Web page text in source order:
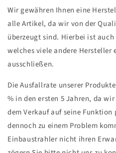
Wir gewähren Ihnen eine
alle Artikel, da wir von der
überzeugt sind. Hierbei ist
welches viele andere Hersteller
ausschließen.
Die Ausfallrate unserer
% in den ersten 5 Jahren, da
dem Verkauf auf seine
dennoch zu einem Problem
Einbaustrahler nicht ihren